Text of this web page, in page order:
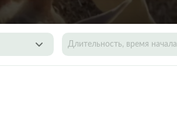
Длительность, время начала